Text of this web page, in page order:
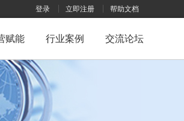
登录 立即注册 帮助文档
赋能 行业案例 交流论坛